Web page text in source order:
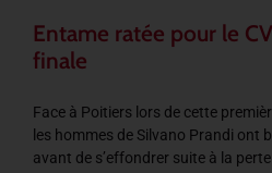
Entame ratée pour le
finale
Face à Poitiers lors de cette
les hommes de Silvano Prandi ont
avant de s’effondrer suite à la